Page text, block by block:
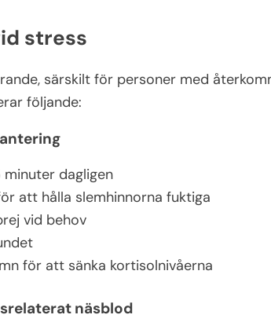
stress
särskilt för personer med
följande:
dagligen
att hålla slemhinnorna fuktiga
vid behov
för att sänka kortisolnivåerna
näsblod